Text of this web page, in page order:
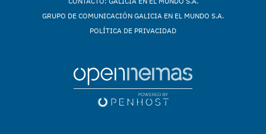
GRUPO DE COMUNICACIÓN GALICIA EN EL MUNDO S.A.
POLÍTICA DE PRIVACIDAD